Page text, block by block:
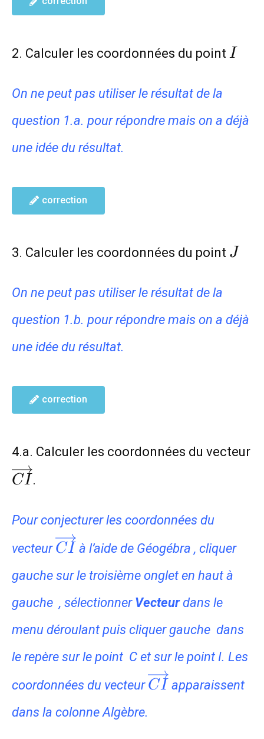
2. Calculer les coordonnées du point I
I
On ne peut pas utiliser le résultat de la
question 1.a. pour répondre mais on a déjà
une idée du résultat.
correction
3. Calculer les coordonnées du point J
J
On ne peut pas utiliser le résultat de la
question 1.b. pour répondre mais on a déjà
une idée du résultat.
correction
4.a. Calculer les coordonnées du vecteur
\overrightarrow{CI}
CI .
Pour conjecturer les coordonnées du
vecteur\overrightarrow{CI}
CI à l’aide de Géogébra , cliquer
gauche sur le troisième onglet en haut à
gauche , sélectionner Vecteurdans le
menu déroulant puis cliquer gauche dans
le repère sur le point C et sur le point I. Les
coordonnées du vecteur CI apparaissent
dans la colonne Algèbre.